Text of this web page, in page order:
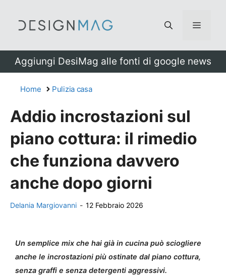
Menu
Aggiungi DesiMag alle fonti di google news
Home Pulizia casa
Addio incrostazioni sul
piano cottura: il rimedio
che funziona davvero
anche dopo giorni
Delania Margiovanni - 12 Febbraio 2026
Un semplice mix che hai già in cucina può sciogliere
anche le incrostazioni più ostinate dal piano cottura,
senza graffi e senza detergenti aggressivi.